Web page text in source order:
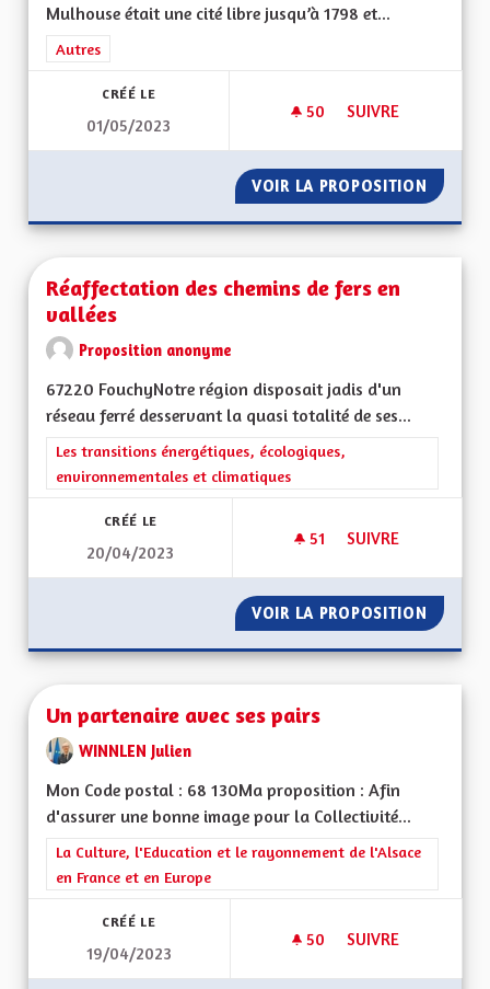
Mulhouse était une cité libre jusqu’à 1798 et...
Filtrer les résultats de la catégorie : Autres
Autres
CRÉÉ LE
01/05/2023
50 50 ABONNÉS
SUIVRE
VOIR LA PROPOSITION FAIRE
Réaffectation des chemins de fers en
vallées
Proposition anonyme
67220 FouchyNotre région disposait jadis d'un
réseau ferré desservant la quasi totalité de ses...
Filtrer les résultats de la catégorie : Les transitions
Les transitions énergétiques, écologiques,
environnementales et climatiques
CRÉÉ LE
20/04/2023
51 51 ABONNÉS
SUIVRE
VOIR LA PROPOSITION
Un partenaire avec ses pairs
WINNLEN Julien
Mon Code postal : 68 130Ma proposition : Afin
d'assurer une bonne image pour la Collectivité...
Filtrer les résultats de la catégorie : La Culture, l'Education et
La Culture, l'Education et le rayonnement de l'Alsace
en France et en Europe
CRÉÉ LE
19/04/2023
50 50 ABONNÉS
SUIVRE